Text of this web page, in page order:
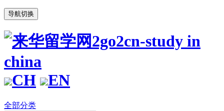
导航切换
CH EN
全部分类